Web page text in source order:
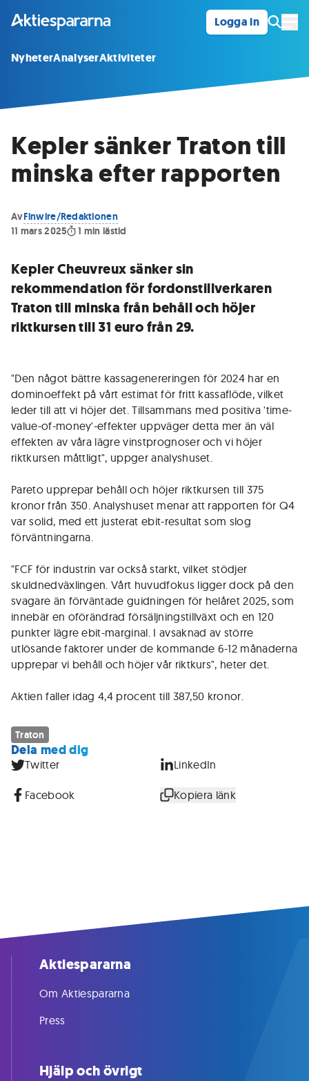
Logga in
NyheterAnalyserAktiviteter
Kepler sänker Traton till
minska efter rapporten
AvFinwire/Redaktionen
11 mars 2025
1 min lästid
Kepler Cheuvreux sänker sin
rekommendation för fordonstillverkaren
Traton till minska från behåll och höjer
riktkursen till 31 euro från 29.
"Den något bättre kassagenereringen för 2024 har en
dominoeffekt på vårt estimat för fritt kassaflöde, vilket
leder till att vi höjer det. Tillsammans med positiva 'time-
value-of-money'-effekter uppväger detta mer än väl
effekten av våra lägre vinstprognoser och vi höjer
riktkursen måttligt", uppger analyshuset.
Pareto upprepar behåll och höjer riktkursen till 375
kronor från 350. Analyshuset menar att rapporten för Q4
var solid, med ett justerat ebit-resultat som slog
förväntningarna.
"FCF för industrin var också starkt, vilket stödjer
skuldnedväxlingen. Vårt huvudfokus ligger dock på den
svagare än förväntade guidningen för helåret 2025, som
innebär en oförändrad försäljningstillväxt och en 120
punkter lägre ebit-marginal. I avsaknad av större
utlösande faktorer under de kommande 6-12 månaderna
upprepar vi behåll och höjer vår riktkurs", heter det.
Aktien faller idag 4,4 procent till 387,50 kronor.
Traton
Dela med dig
Twitter LinkedIn
Facebook Kopiera länk
Aktiespararna
Om Aktiespararna
Press
Hjälp och övrigt